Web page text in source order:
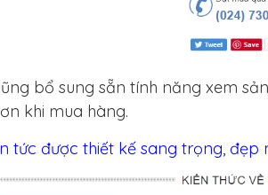
bổ sung sẵn tính năng xem
khi mua hàng.
tức được thiết kế sang trọng, đẹp